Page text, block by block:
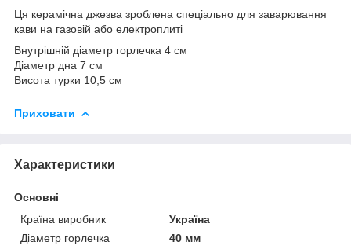
Ця керамічна джезва зроблена спеціально для заварювання
кави на газовій або електроплиті
Внутрішній діаметр горлечка 4 см
Діаметр дна 7 см
Висота турки 10,5 см
Приховати
Характеристики
Основні
Країна виробник
Україна
Діаметр горлечка
40 мм